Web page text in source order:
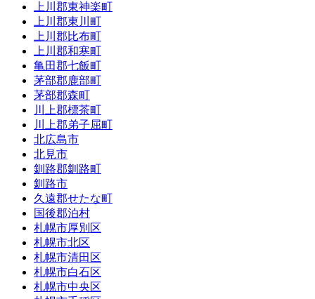
上川郡東神楽町
上川郡東川町
上川郡比布町
上川郡和寒町
亀田郡七飯町
茅部郡鹿部町
茅部郡森町
川上郡標茶町
川上郡弟子屈町
北広島市
北見市
釧路郡釧路町
釧路市
久遠郡せたな町
国後郡泊村
札幌市厚別区
札幌市北区
札幌市清田区
札幌市白石区
札幌市中央区